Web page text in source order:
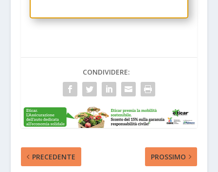
CONDIVIDERE:
PRECEDENTE PROSSIMO